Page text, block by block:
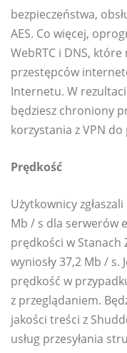
bezpieczeństwa,
AES. Co więcej,
WebRTC i DNS,
przestępców
Internetu. W
będziesz chroniony
korzystania z VPN
Prędkość
Użytkownicy
Mb / s dla serwerów
prędkości w Stanach
wyniosły 37,2 Mb /
prędkość w
z przeglądaniem.
jakości treści z
usług przesyłania